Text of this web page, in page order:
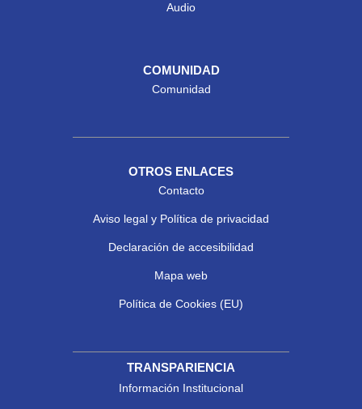
Audio
COMUNIDAD
Comunidad
OTROS ENLACES
Contacto
Aviso legal y Política de privacidad
Declaración de accesibilidad
Mapa web
Política de Cookies (EU)
TRANSPARIENCIA
Información Institucional